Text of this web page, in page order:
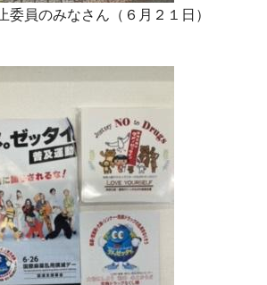
委員のみなさん（６月２１日）